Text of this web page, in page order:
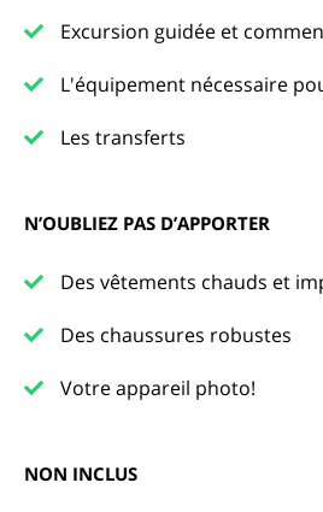
Excursion guidée et
L'équipement nécessaire
Les transferts
N’OUBLIEZ PAS D’APPORTER
Des vêtements chauds et
Des chaussures robustes
Votre appareil photo!
NON INCLUS